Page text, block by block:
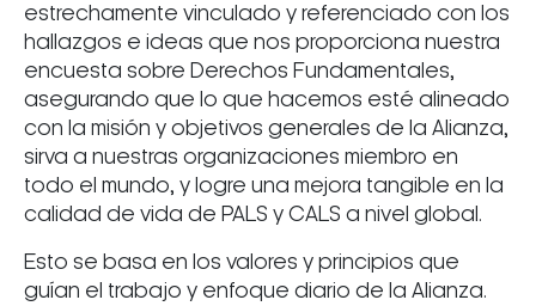
estrechamente vinculado y referenciado con los
hallazgos e ideas que nos proporciona nuestra
encuesta sobre Derechos Fundamentales,
asegurando que lo que hacemos esté alineado
con la misión y objetivos generales de la Alianza,
sirva a nuestras organizaciones miembro en
todo el mundo, y logre una mejora tangible en la
calidad de vida de PALS y CALS a nivel global.
Esto se basa en los valores y principios que
guían el trabajo y enfoque diario de la Alianza.